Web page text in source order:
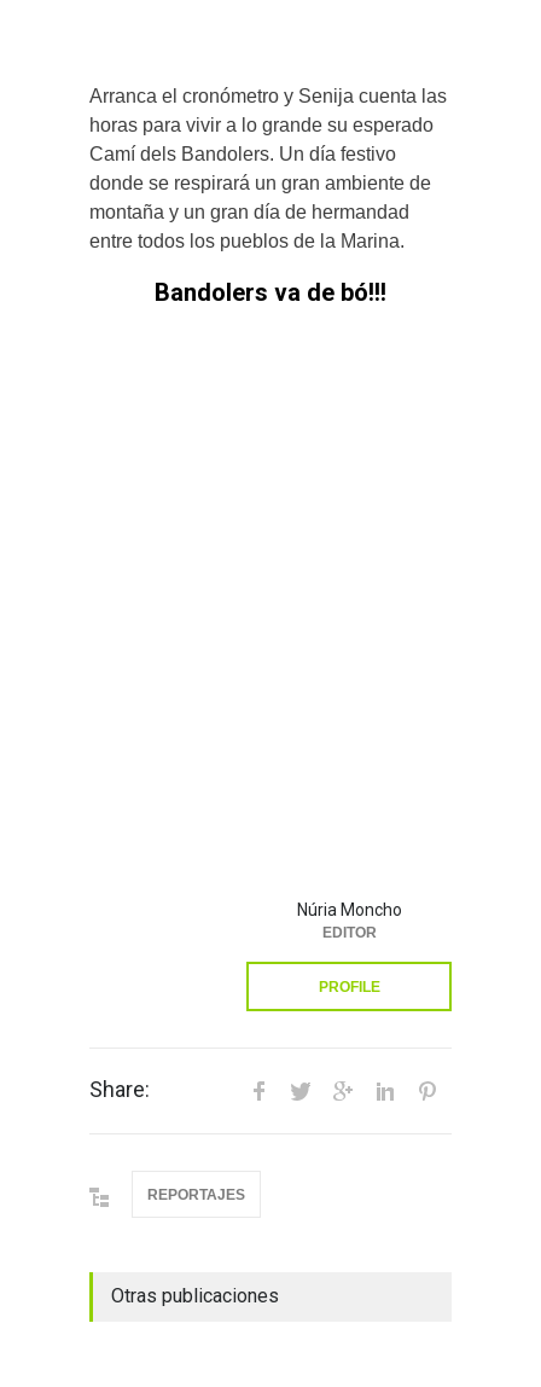
Arranca el cronómetro y Senija cuenta las
horas para vivir a lo grande su esperado
Camí dels Bandolers. Un día festivo
donde se respirará un gran ambiente de
montaña y un gran día de hermandad
entre todos los pueblos de la Marina.
Bandolers va de bó!!!
Núria Moncho
EDITOR
PROFILE
Share:
REPORTAJES
Otras publicaciones